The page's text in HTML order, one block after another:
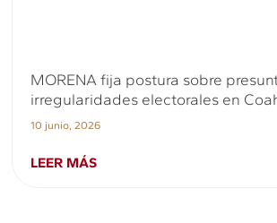
MORENA fija postura sobre
irregularidades electorales en
10 junio, 2026
LEER MÁS